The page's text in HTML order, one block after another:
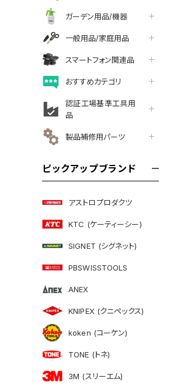
ガーデン用品/機器
一般用品/家庭用品
スマートフォン関連品
おすすめカテゴリ
認証工場基準工具用
品
製品補修用パーツ
ピックアップブランド
アストロプロダクツ
KTC (ケーティーシー)
SIGNET (シグネット)
PBSWISSTOOLS
ANEX
KNIPEX (クニペックス)
koken (コーケン)
TONE (トネ)
3M (スリーエム)